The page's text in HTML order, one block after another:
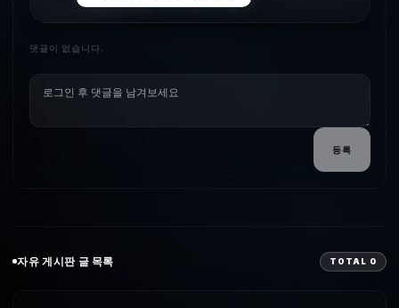
댓글이 없습니다.
등록
자유 게시판 글 목록 TOTAL 0